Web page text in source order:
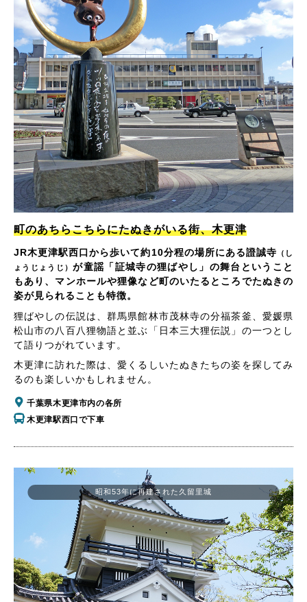
町のあちらこちらにたぬきがいる街、木更津
JR木更津駅西口から歩いて約10分程の場所にある證誠寺 （し
ょうじょうじ）が童謡「証城寺の狸ばやし」の舞台ということ
もあり、マンホールや狸像など町のいたるところでたぬきの
姿が見られることも特徴。
狸ばやしの伝説は、群馬県館林市茂林寺の分福茶釜、愛媛県
松山市の八百八狸物語と並ぶ「日本三大狸伝説」の一つとし
て語りつがれています。
木更津に訪れた際は、愛くるしいたぬきたちの姿を探してみ
るのも楽しいかもしれません。
千葉県木更津市内の各所
木更津駅西口で下車
昭和53年に再建された久留里城